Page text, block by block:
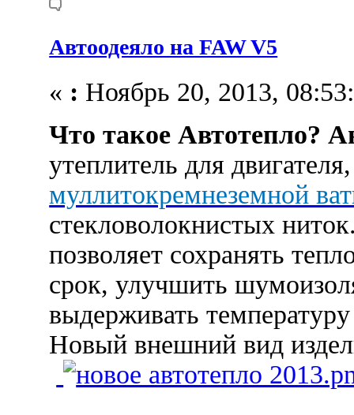
Автоодеяло на FAW V5
« : Ноябрь 20, 2013,
Что такое Автотепло?
утеплитель для
муллитокремнеземной
стекловолокнистых
позволяет сохранять
срок, улучшить
выдерживать
Новый внешний вид